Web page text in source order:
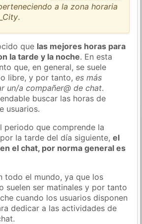
a la zona horaria
.
que las mejores horas para
la tarde y la noche. En esta
que, en general, se suele
libre, y por tanto,es más
un/a compañer@ de chat.
buscar las horas de
usuarios.
periodo que comprende la
la tarde del día siguiente,el
el chat, por norma general es
todo el mundo, ya que los
suelen ser matinales y por tanto
cuando los usuarios disponen
dedicar a las actividades de